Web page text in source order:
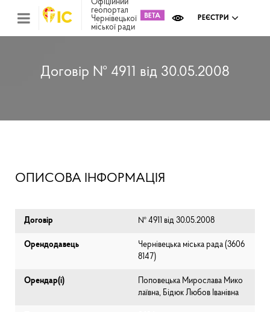
Офіційний
геопортал
Чернівецької
міської ради
РЕЄСТРИ
Договір № 4911 від 30.05.2008
ОПИСОВА ІНФОРМАЦІЯ
Договір № 4911 від 30.05.2008
Орендодавець
Чернівецька міська рада (⁨3606
8147⁩)
Орендар(і)
Поповецька Мирослава Мико
лаївна, Бідюк Любов Іванівна